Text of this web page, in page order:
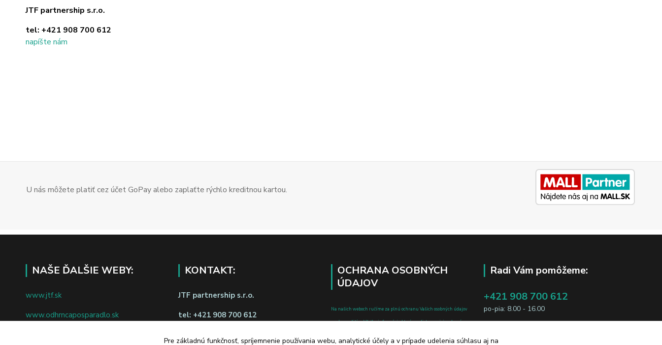
JTF partnership s.r.o.
tel: +421 908 700 612
napíšte nám
U nás môžete platiť cez účet GoPay alebo zaplaťte rýchlo kreditnou kartou.
NAŠE ĎALŠIE WEBY:
www.jtf.sk
www.odhrncaposparadlo.sk
KONTAKT:
JTF partnership s.r.o.
tel: +421 908 700 612
napíšte nám
OCHRANA OSOBNÝCH
ÚDAJOV
Na našich weboch ručíme za plnú ochranu Vašich osobných údajov
pred zneužitím. Všetky informácie, ktoré uvediete o svojej osobe, sú
Radi Vám pomôžeme:
+421 908 700 612
po-pia: 8.00 - 16.00
Pre základnú funkčnosť, spríjemnenie používania webu, analytické účely a v prípade udelenia súhlasu aj na